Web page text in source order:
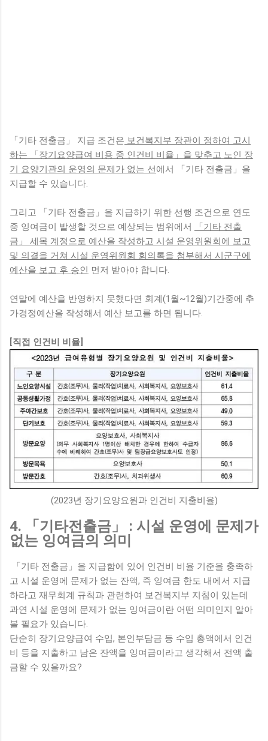
「기타 전출금」 지급 조건은 보건복지부 장관이 정하여 고시
하는 「장기요양급여 비용 중 인건비 비율」을 맞추고 노인 장
기 요양기관의 운영의 문제가 없는 선에서 「기타 전출금」을
지급할 수 있습니다.
그리고 「기타 전출금」을 지급하기 위한 선행 조건으로 연도
중 잉여금이 발생할 것으로 예상되는 범위에서
「기타 전출
금」 세목 계정으로 예산을 작성하고 시설 운영위원회에 보고
및 의결을 거쳐 시설 운영위원회 회의록을 첨부해서 시군구에
예산을 보고 후 승인 먼저 받아야 합니다.
연말에 예산을 반영하지 못했다면 회계(1월~12월)기간중에 추
가경정예산을 작성해서 예산 보고를 하면 됩니다.
[직접 인건비 비율]
(2023년 장기요양요원과 인건비 지출비율)
4. 「기타전출금」 : 시설 운영에 문제가
없는 잉여금의 의미
「기타 전출금」을 지급함에 있어 인건비 비율 기준을 충족하
고 시설 운영에 문제가 없는 잔액, 즉 잉여금 한도 내에서 지급
하라고 재무회계 규칙과 관련하여 보건복지부 지침이 있는데
과연 시설 운영에 문제가 없는 잉여금이란 어떤 의미인지 알아
볼 필요가 있습니다.
단순히 장기요양급여 수입, 본인부담금 등 수입 총액에서 인건
비 등을 지출하고 남은 잔액을 잉여금이라고 생각해서 전액 출
금할 수 있을까요?